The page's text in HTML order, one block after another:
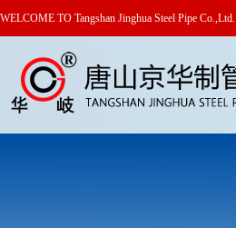
WELCOME TO Tangshan Jinghua Steel Pipe Co.,Ltd.